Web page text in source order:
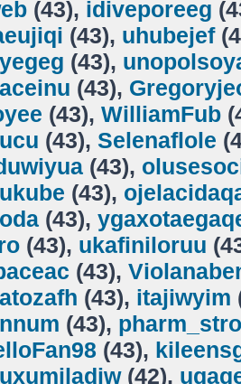
(43), idiveporeeg
(43), uhubejef
(43),
(43),
(43), WilliamFub
(43), Selenaflole
(43),
(43),
(43),
(43), ukafiniloruu
(43),
(43), itajiwyim
(43),
(43),
(42),